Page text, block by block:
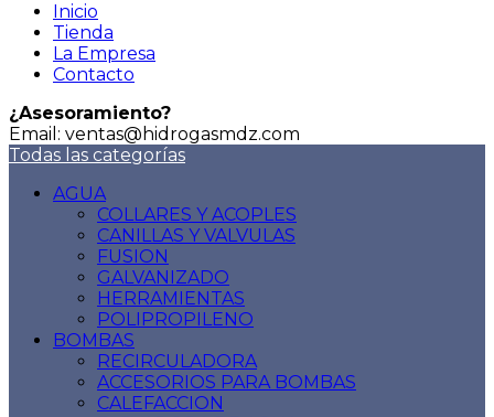
Inicio
Tienda
La Empresa
Contacto
¿Asesoramiento?
Email: ventas@hidrogasmdz.com
Todas las categorías
AGUA
COLLARES Y ACOPLES
CANILLAS Y VALVULAS
FUSION
GALVANIZADO
HERRAMIENTAS
POLIPROPILENO
BOMBAS
RECIRCULADORA
ACCESORIOS PARA BOMBAS
CALEFACCION